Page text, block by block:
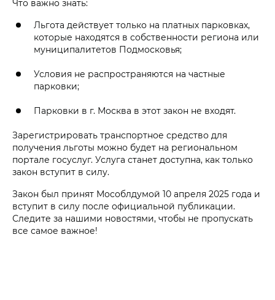
Что важно знать:
Льгота действует только на платных парковках,
которые находятся в собственности региона или
муниципалитетов Подмосковья;
Условия не распространяются на частные
парковки;
Парковки в г. Москва в этот закон не входят.
Зарегистрировать транспортное средство для
получения льготы можно будет на региональном
портале госуслуг. Услуга станет доступна, как только
закон вступит в силу.
Закон был принят Мособлдумой 10 апреля 2025 года и
вступит в силу после официальной публикации.
Следите за нашими новостями, чтобы не пропускать
все самое важное!